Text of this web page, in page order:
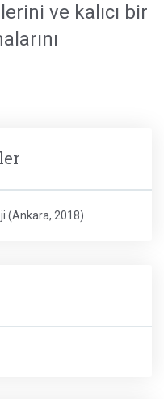
ve kalıcı bir
(Ankara, 2018)